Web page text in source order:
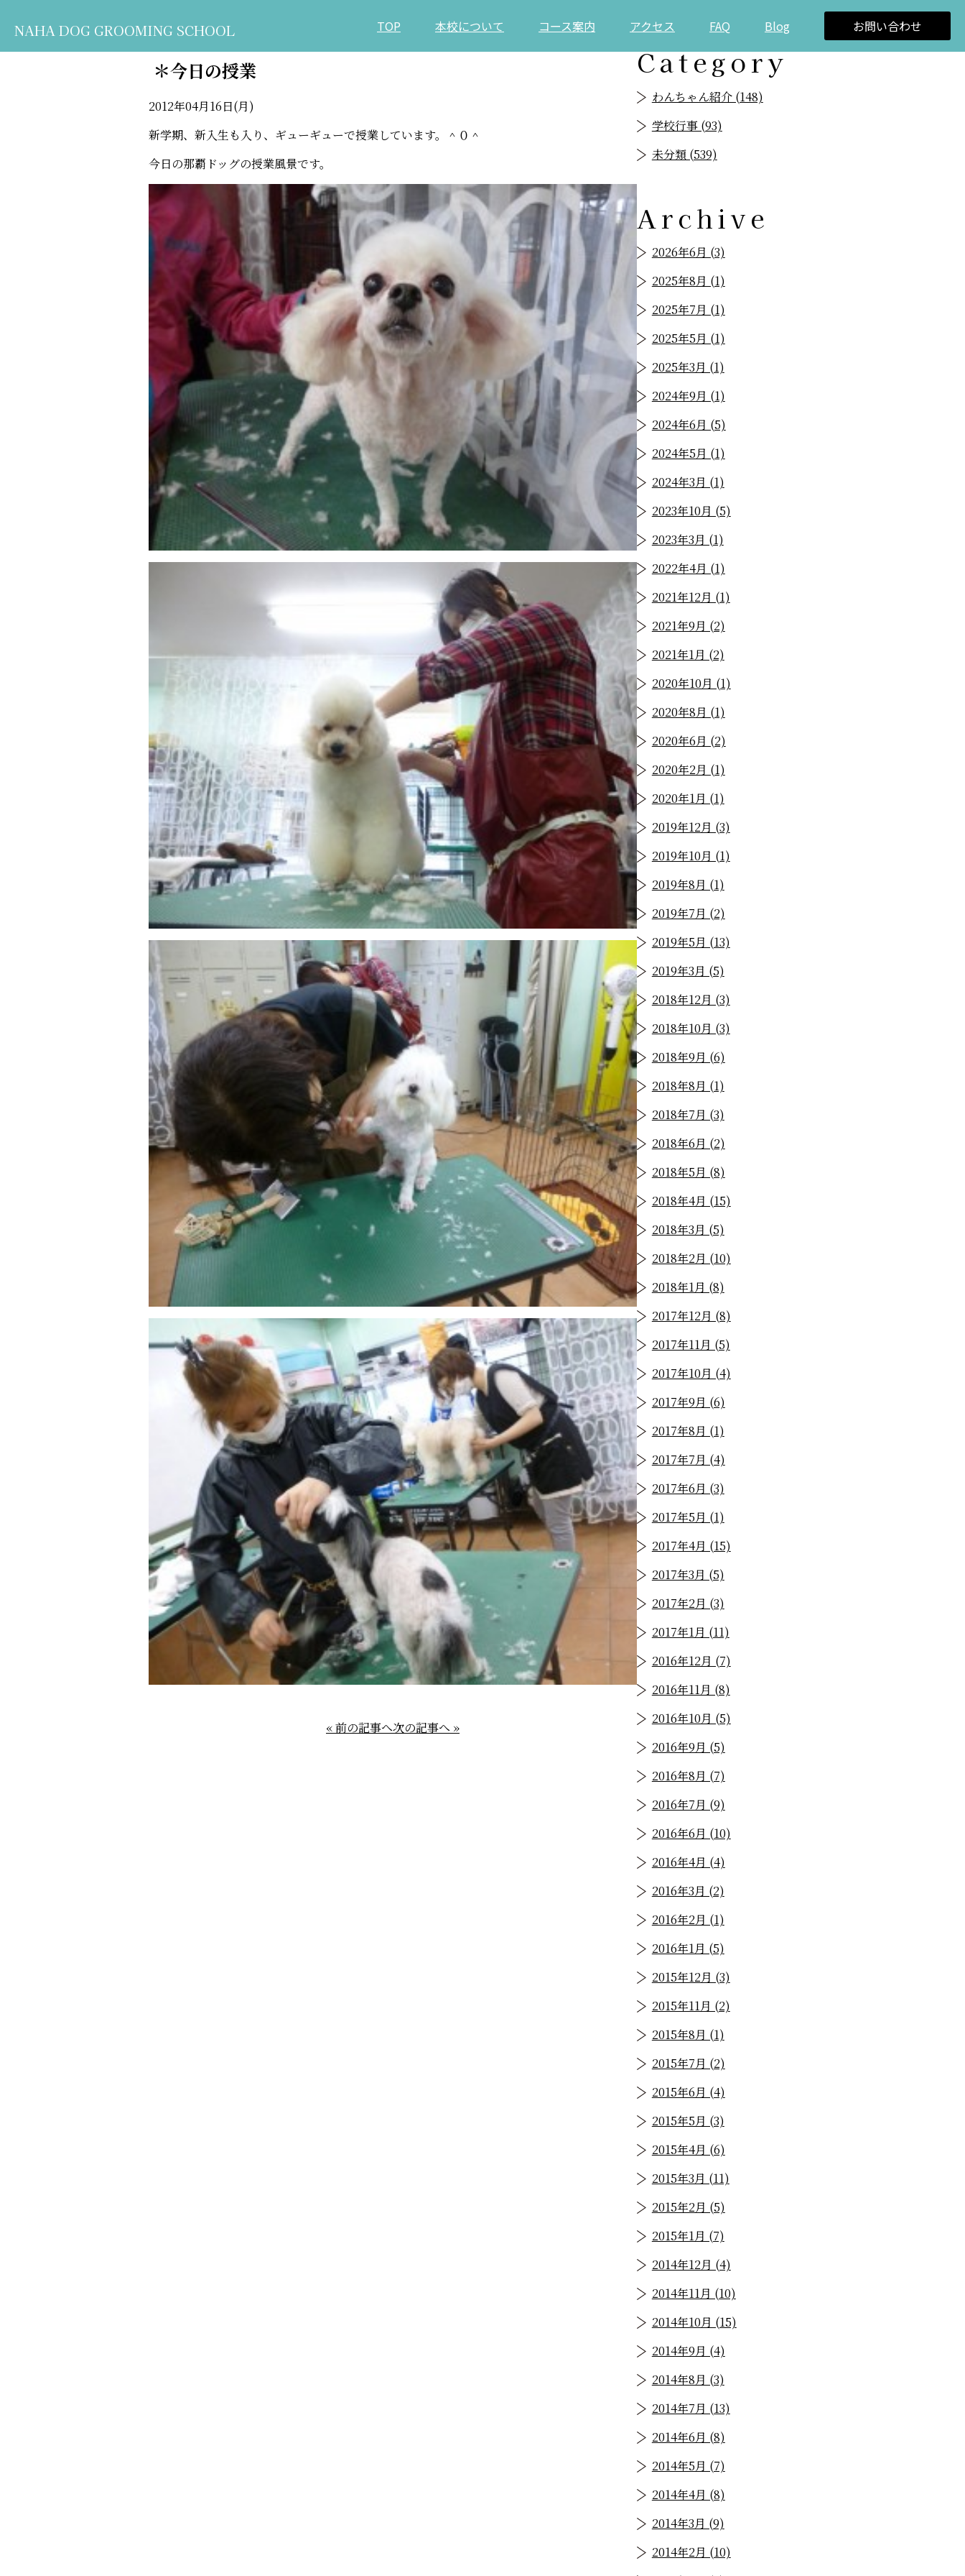
TOP 本校について コース案内 アクセス FAQ Blog お問い合わせ
NAHA DOG GROOMING SCHOOL
＊今日の授業
2012年04月16日(月)
新学期、新入生も入り、ギューギューで授業しています。＾０＾
今日の那覇ドッグの授業風景です。
« 前の記事へ次の記事へ »
Category
わんちゃん紹介 (148)
学校行事 (93)
未分類 (539)
Archive
2026年6月 (3)
2025年8月 (1)
2025年7月 (1)
2025年5月 (1)
2025年3月 (1)
2024年9月 (1)
2024年6月 (5)
2024年5月 (1)
2024年3月 (1)
2023年10月 (5)
2023年3月 (1)
2022年4月 (1)
2021年12月 (1)
2021年9月 (2)
2021年1月 (2)
2020年10月 (1)
2020年8月 (1)
2020年6月 (2)
2020年2月 (1)
2020年1月 (1)
2019年12月 (3)
2019年10月 (1)
2019年8月 (1)
2019年7月 (2)
2019年5月 (13)
2019年3月 (5)
2018年12月 (3)
2018年10月 (3)
2018年9月 (6)
2018年8月 (1)
2018年7月 (3)
2018年6月 (2)
2018年5月 (8)
2018年4月 (15)
2018年3月 (5)
2018年2月 (10)
2018年1月 (8)
2017年12月 (8)
2017年11月 (5)
2017年10月 (4)
2017年9月 (6)
2017年8月 (1)
2017年7月 (4)
2017年6月 (3)
2017年5月 (1)
2017年4月 (15)
2017年3月 (5)
2017年2月 (3)
2017年1月 (11)
2016年12月 (7)
2016年11月 (8)
2016年10月 (5)
2016年9月 (5)
2016年8月 (7)
2016年7月 (9)
2016年6月 (10)
2016年4月 (4)
2016年3月 (2)
2016年2月 (1)
2016年1月 (5)
2015年12月 (3)
2015年11月 (2)
2015年8月 (1)
2015年7月 (2)
2015年6月 (4)
2015年5月 (3)
2015年4月 (6)
2015年3月 (11)
2015年2月 (5)
2015年1月 (7)
2014年12月 (4)
2014年11月 (10)
2014年10月 (15)
2014年9月 (4)
2014年8月 (3)
2014年7月 (13)
2014年6月 (8)
2014年5月 (7)
2014年4月 (8)
2014年3月 (9)
2014年2月 (10)